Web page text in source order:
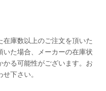
庫数以上のご注文を頂いた
た場合、メーカーの在庫状
る可能性がございます。お
下さい。